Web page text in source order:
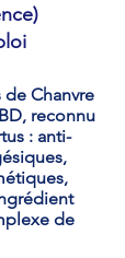
Chanvre
reconnu
: anti-
de